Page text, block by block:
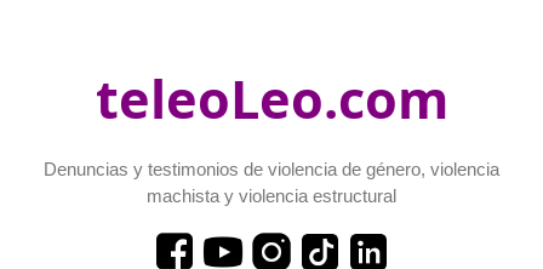
teleoLeo.com
Denuncias y testimonios de violencia de género, violencia
machista y violencia estructural